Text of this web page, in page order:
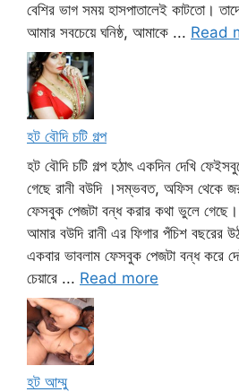
বেশির ভাগ সময় হাসপাতালেই কাটতো।
আমার সবচেয়ে ঘনিষ্ঠ, আমাকে ... Read
হট বৌদি চটি গল্প
হট বৌদি চটি গল্প হঠাৎ একদিন দেখি
গেছে রানী বউদি ।সম্ভবত, অফিস থেকে
ফেসবুক পেজটা বন্ধ করার কথা ভুলে
আমার বউদি রানী এর ফিগার পঁচিশ বছরের
একবার ভাবলাম ফেসবুক পেজটা বন্ধ করে
চেয়ারে ... Read more
হট আম্মু